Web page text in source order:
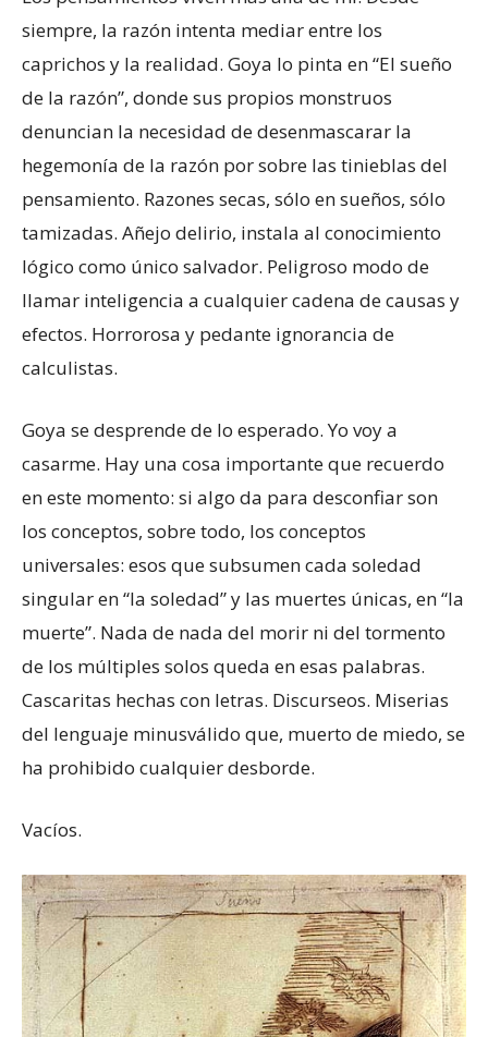
siempre, la razón intenta mediar entre los
caprichos y la realidad. Goya lo pinta en “El sueño
de la razón”, donde sus propios monstruos
denuncian la necesidad de desenmascarar la
hegemonía de la razón por sobre las tinieblas del
pensamiento. Razones secas, sólo en sueños, sólo
tamizadas. Añejo delirio, instala al conocimiento
lógico como único salvador. Peligroso modo de
llamar inteligencia a cualquier cadena de causas y
efectos. Horrorosa y pedante ignorancia de
calculistas.
Goya se desprende de lo esperado. Yo voy a
casarme. Hay una cosa importante que recuerdo
en este momento: si algo da para desconfiar son
los conceptos, sobre todo, los conceptos
universales: esos que subsumen cada soledad
singular en “la soledad” y las muertes únicas, en “la
muerte”. Nada de nada del morir ni del tormento
de los múltiples solos queda en esas palabras.
Cascaritas hechas con letras. Discurseos. Miserias
del lenguaje minusválido que, muerto de miedo, se
ha prohibido cualquier desborde.
Vacíos.